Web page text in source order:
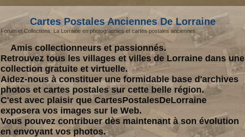
Cartes Postales Anciennes De Lorraine
Forum et Collections: La Lorraine en photographies et cartes postales anciennes.
Amis collectionneurs et passionnés.
Retrouvez tous les villages et villes de Lorraine dans une
collection gratuite et virtuelle.
Aidez-nous à constituer une formidable base d'archives
photos et cartes postales sur cette belle région.
C'est avec plaisir que CartesPostalesDeLorraine
exposera vos images sur le Web.
Vous pouvez contribuer dès maintenant à son évolution
en envoyant vos photos.